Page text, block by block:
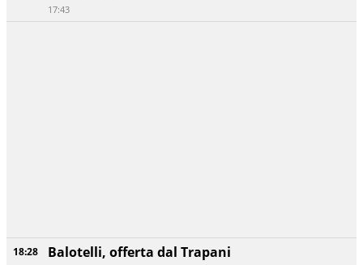
18:28
Balotelli, offerta dal Trapani
17:43